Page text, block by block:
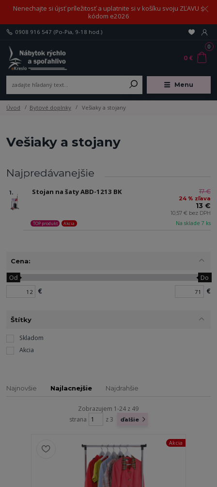
Nenechajte si újsť príležitosť a uplatnite si v košíku svoju ZĽAVU s
kódom e2026
Menu
0908 916 547 (Po-Pia, 9-18 hod.)
0
0 €
Úvod Bytové doplnky Vešiaky a stojany
Vešiaky a stojany
Najpredávanejšie
1. Stojan na šaty ABD-1213 BK
Na sklade 7 ks
TOP produkt Akcia
17 €
24 % zľava
13 €
10,57 € bez DPH
Cena:
€
Od Do
€
Štítky
Skladom
Akcia
Najnovšie Najlacnejšie Najdrahšie
Zobrazujem 1-24 z 49
strana
z 3 ďalšie
Akcia